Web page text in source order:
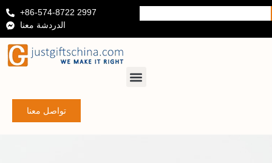
+86-574-8722 2997
الدردشة معنا
تواصل معنا